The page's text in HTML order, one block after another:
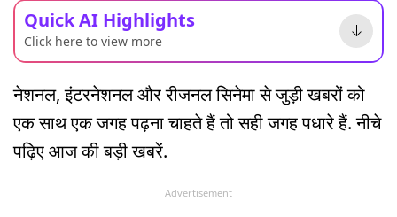
Quick AI Highlights
Click here to view more
नेशनल, इंटरनेशनल और रीजनल सिनेमा से जुड़ी खबरों को
एक साथ एक जगह पढ़ना चाहते हैं तो सही जगह पधारे हैं. नीचे
पढ़िए आज की बड़ी खबरें.
Advertisement